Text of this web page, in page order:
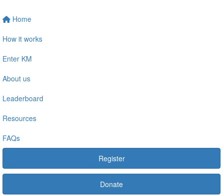
Home
How it works
Enter KM
About us
Leaderboard
Resources
FAQs
Register
Donate